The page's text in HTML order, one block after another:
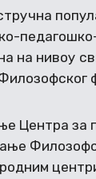
на нивоу
Центра за